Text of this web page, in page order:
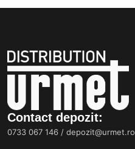
Contact depozit:
0733 067 146 / depozit@urmet.ro